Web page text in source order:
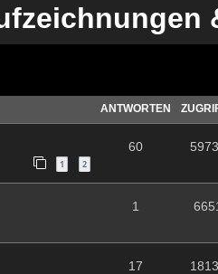
ANTWORTEN
1 2
60
1
17